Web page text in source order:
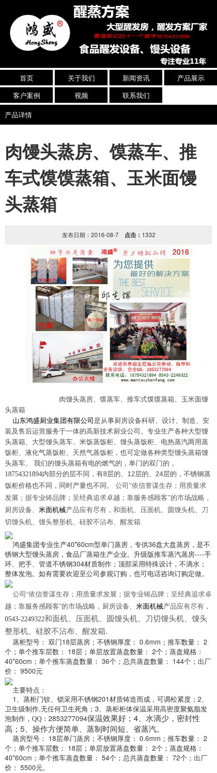
首页 关于我们 新闻资讯
产品展示
客户案例
视频
联系我们
产品详情
肉馒头蒸房、馍蒸车、推
车式馍馍蒸箱、玉米面馒
头蒸箱
发布日期：2016-08-7 点击： 1332
肉馒头蒸房、馍蒸车、推车式馍馍蒸箱、
玉米面馒
头蒸箱
山东鸿盛厨业集团有限公司是从事厨房设备科研、设计、制造、安
装及售后运营服务于一体的高新技术厨业公司。 专业生产各种大型馒
头蒸箱、大型馒头蒸车、米饭蒸饭柜、馒头蒸饭柜、电热蒸汽两用蒸
饭柜、液化气蒸饭柜、天然气蒸饭柜，也可定做各种类型馒头蒸箱馒
头蒸车。 我们的馒头蒸箱有电的燃气的，单门的双门的，
18754321894内部分的层不同，有8层的、12层的、24层的，不锈钢蒸
饭柜价格也不同，同时产量也不同。
公司“依信誉谋生存；用质量求
发展；据专业铸品牌；呈经典追求卓越；靠服务感顾客”的市场战略，
厨房设备、 米面机械产品应有尽有，和面机、压面机、圆馒头机、刀
切馒头机、馒头整形机、硅胶不沾布、醒发箱.
鸿盛集团专业生产40*60cm型单门蒸房，专供36盘大盘蒸房，是不
锈钢大型馒头蒸房，食品厂蒸箱生产企业。升级版推车蒸汽蒸房----手
环、把手、管道不锈钢304材质制作；顶部采用特殊设计，不滴水；
整体发泡。如有需要欢迎至公司参观订购，也可电话咨询订购定做。
公司“依信誉谋生存；用质量求发展；据专业铸品牌；呈经典追求卓
越；靠服务感顾客”的市场战略，厨房设备、 米面机械产品应有尽有，
0543-2249322和面机、压面机、圆馒头机、刀切馒头机、馒头
整形机、硅胶不沾布、醒发箱.
蒸柜型号： 双门18层蒸房； 不锈钢厚度： 0.6mm； 推车数量： 2
个； 单个推车层数： 18层； 单层放置蒸盘数量： 2个； 蒸盘规格：
40*60cm； 单个推车蒸盘数量： 36个； 总共蒸盘数量： 144个； 出厂
价： 9500元
主要特点：
1、蒸柜门铰、锁采用不锈钢201材质铸造而成，可调松紧度； 2、
卫生级制作,无任何卫生死角； 3、蒸柜柜体保温采用高密度聚氨脂发
泡制作， QQ ： 2853277094保温效果好； 4、水滴少，密封性
高； 5、操作方便简单、蒸制时间短、省蒸汽。
蒸房型号： 18层单门蒸房； 不锈钢厚度： 0.6mm； 推车数量： 2
个； 单个推车层数： 18层； 单层放置蒸盘数量： 2个； 蒸盘规格：
40*60cm； 单个推车蒸盘数量： 54个； 总共蒸盘数量： 72个； 出厂
价： 5500元。